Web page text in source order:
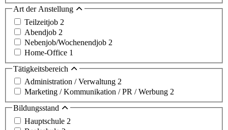
Art der Anstellung
Teilzeitjob 2
Abendjob 2
Nebenjob/Wochenendjob 2
Home-Office 1
Tätigkeitsbereich
Administration / Verwaltung 2
Marketing / Kommunikation / PR / Werbung 2
Bildungsstand
Hauptschule 2